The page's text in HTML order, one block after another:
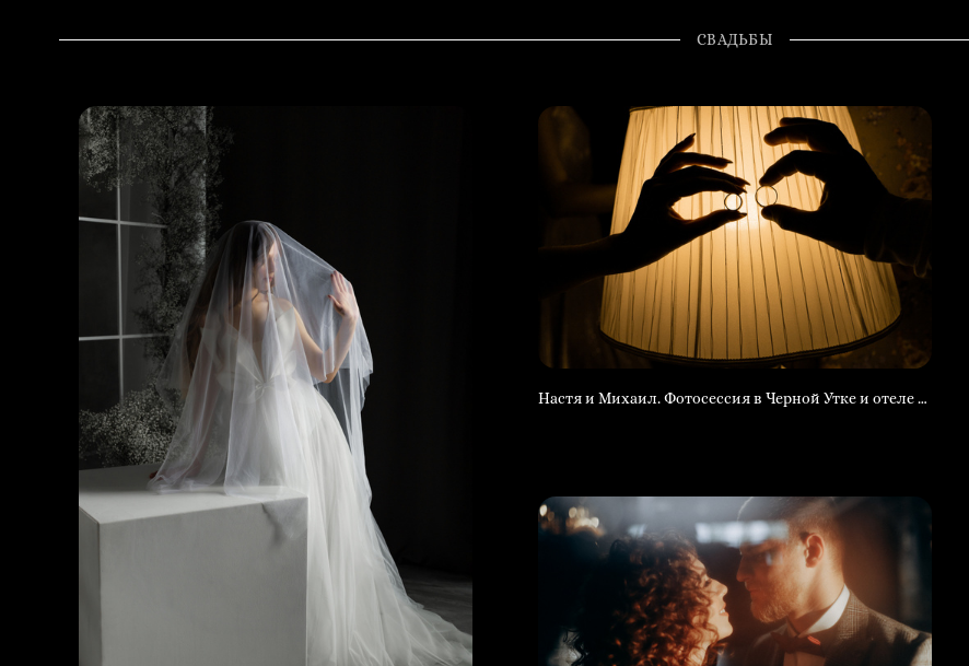
СВАДЬБЫ
Настя и Михаил. Фотосессия в Черной Утке и отеле Роял.